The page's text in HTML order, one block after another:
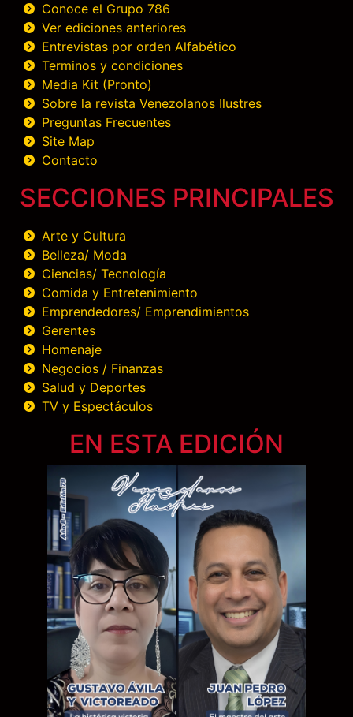
Conoce el Grupo 786
Ver ediciones anteriores
Entrevistas por orden Alfabético
Terminos y condiciones
Media Kit (Pronto)
Sobre la revista Venezolanos Ilustres
Preguntas Frecuentes
Site Map
Contacto
SECCIONES PRINCIPALES
Arte y Cultura
Belleza/ Moda
Ciencias/ Tecnología
Comida y Entretenimiento
Emprendedores/ Emprendimientos
Gerentes
Homenaje
Negocios / Finanzas
Salud y Deportes
TV y Espectáculos
EN ESTA EDICIÓN